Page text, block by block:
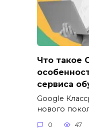
Что такое
сервиса
Google
нового
0 47